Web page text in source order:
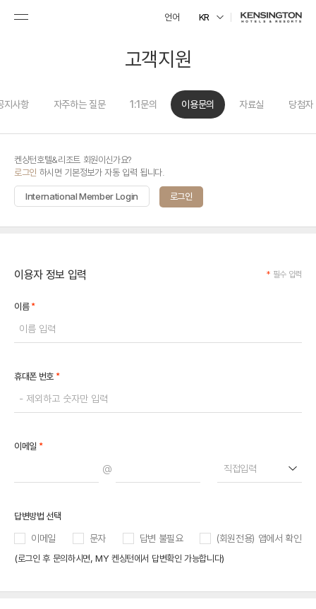
언어 KR
고객지원
지사항 자주하는 질문 1:1문의 이용문의 자료실 당첨자
켄싱턴호텔&리조트 회원이신가요?
로그인 하시면 기본정보가 자동 입력 됩니다.
International Member Login 로그인
이용자 정보 입력 * 필수 입력
이름*
휴대폰 번호*
이메일 *
@ 직접입력
답변방법 선택
이메일 문자 답변 불필요 (회원전용) 앱에서 확인
(로그인 후 문의하시면, MY 켄싱턴에서 답변확인 가능합니다)